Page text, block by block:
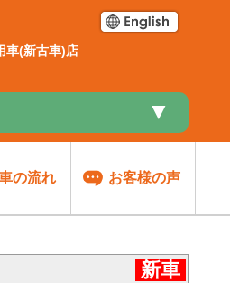
車(新古車)店
▼
の流れ お客様の声
新車